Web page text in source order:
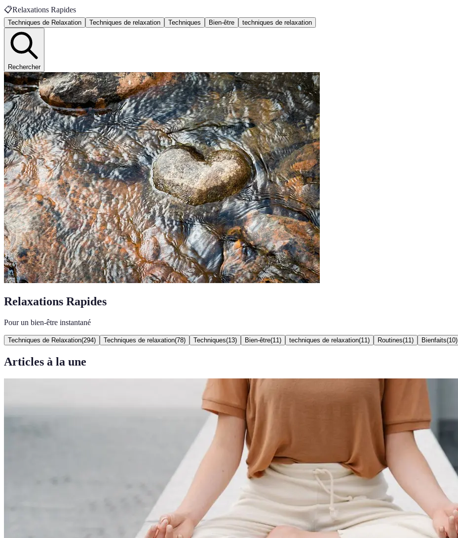
📋Relaxations Rapides
Techniques de Relaxation Techniques de relaxation Techniques Bien-être techniques de relaxation
Rechercher
Relaxations Rapides
Pour un bien-être instantané
Techniques de Relaxation(294) Techniques de relaxation(78) Techniques(13) Bien-être(11 ) techniques de relaxation(11 ) Routines(11 ) Bienfaits(10)
Articles à la une